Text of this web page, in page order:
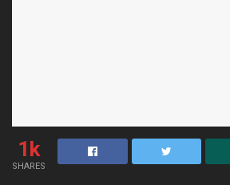
1k
SHARES